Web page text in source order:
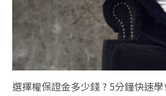
選擇權保證金多少錢 ? 5分鐘快速